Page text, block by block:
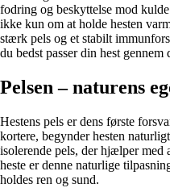
fodring og beskyttelse mod
ikke kun om at holde hesten
stærk pels og et stabilt
du bedst passer din hest gennem
Pelsen – naturens
Hestens pels er dens første
kortere, begynder hesten
isolerende pels, der hjælper med
heste er denne naturlige
holdes ren og sund.